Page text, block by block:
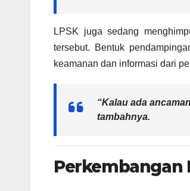
LPSK juga sedang
tersebut. Bentuk
keamanan dan informasi dari
“Kalau ada
tambahnya.
Perkembangan